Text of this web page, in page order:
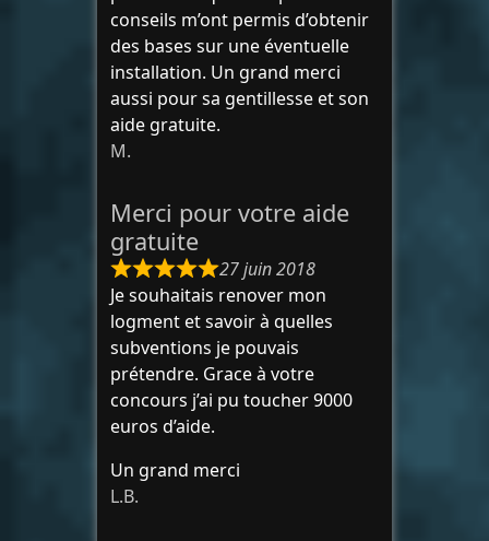
conseils m’ont permis d’obtenir
des bases sur une éventuelle
installation. Un grand merci
aussi pour sa gentillesse et son
aide gratuite.
M.
Merci pour votre aide
gratuite
27 juin 2018
Je souhaitais renover mon
logment et savoir à quelles
subventions je pouvais
prétendre. Grace à votre
concours j’ai pu toucher 9000
euros d’aide.
Un grand merci
L.B.